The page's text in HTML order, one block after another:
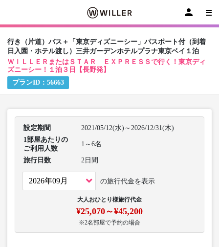
行き（片道）バス＋「東京ディズニーシー」パスポート付（到着
日入園・ホテル渡し）三井ガーデンホテルプラナ東京ベイ１泊
ＷＩＬＬＥＲまたはＳＴＡＲ ＥＸＰＲＥＳＳで行く！東京ディ
ズニーシー！１泊３日【長野発】
プランID： 56663
設定期間
2021/05/12(水)～2026/12/31(木)
1部屋あたりの
ご利用人数
1～6名
旅行日数 2日間
の旅行代金を表示
大人おひとり様旅行代金
¥25,070～¥45,200
※2名部屋で予約の場合